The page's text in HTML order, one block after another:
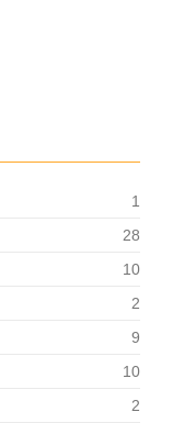
1
28
10
2
9
10
2